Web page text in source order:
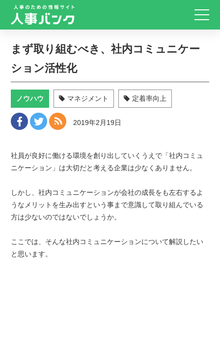
まず取り組むべき、社内コミュニケー
ション活性化
ノウハウ マネジメント 定着率向上
2019年2月19日
社員が良好に働ける環境を創り出していくうえで「社内コミュ
ニケーション」は大切だと考える企業は少なくありません。
しかし、社内コミュニケーションが会社の成長をも左右するよ
うなメリットを生み出すという事まで意識して取り組んでいる
方は少ないのではないでしょうか。
ここでは、そんな社内コミュニケーションについて解説したい
と思います。